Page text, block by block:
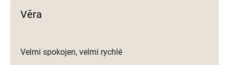
Věra
Velmi spokojen, velmi rychlé